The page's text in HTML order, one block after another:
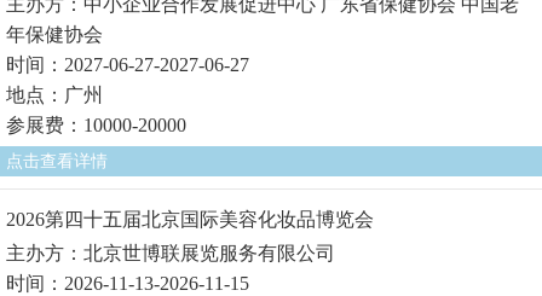
主办方：中小企业合作发展促进中心 广东省保健协会 中国老
年保健协会
时间：2027-06-27-2027-06-27
地点：广州
参展费：10000-20000
点击查看详情
2026第四十五届北京国际美容化妆品博览会
主办方：北京世博联展览服务有限公司
时间：2026-11-13-2026-11-15